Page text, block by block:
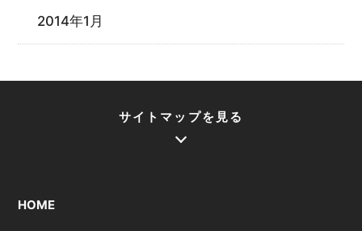
2014年1月
サイトマップを見る
HOME